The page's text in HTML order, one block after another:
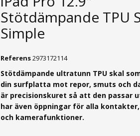
Stötdämpande TPU
Simple
Referens2973172114
Stötdämpande ultratunn TPU skal
din surfplatta mot repor, smuts och
är precisionskuret så att den passar
har även öppningar för alla
och kamerafunktioner.